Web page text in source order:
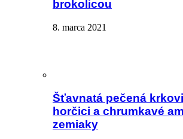
brokolicou
8. marca 2021
Šťavnatá pečená
horčici a chrumkavé
zemiaky